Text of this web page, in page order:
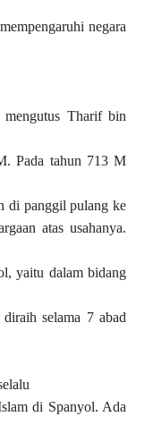
negara
Tharif bin
Pada tahun 713 M
di panggil pulang ke
atas usahanya.
yaitu dalam bidang
selama 7 abad
di Spanyol. Ada